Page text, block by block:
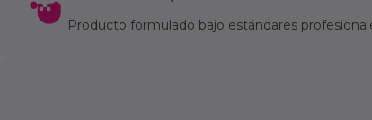
Producto formulado bajo estándares